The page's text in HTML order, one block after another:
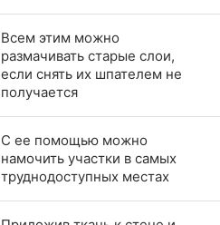
Всем этим можно
размачивать старые слои,
если снять их шпателем не
получается
С ее помощью можно
намочить участки в самых
труднодоступных местах